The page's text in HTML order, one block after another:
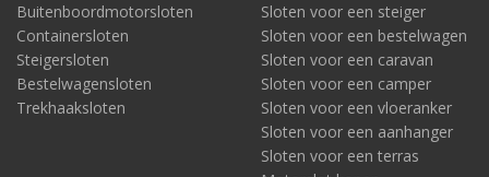
Buitenboordmotorsloten
Containersloten
Steigersloten
Bestelwagensloten
Trekhaaksloten
Sloten voor een steiger
Sloten voor een bestelwagen
Sloten voor een caravan
Sloten voor een camper
Sloten voor een vloeranker
Sloten voor een aanhanger
Sloten voor een terras